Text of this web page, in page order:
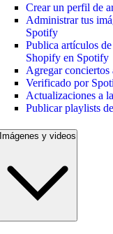
Crear un perfil de
Administrar tus
Spotify
Publica artículos
Shopify en Spotify
Agregar
Verificado por
Actualizaciones a
Publicar playlists
Imágenes y videos